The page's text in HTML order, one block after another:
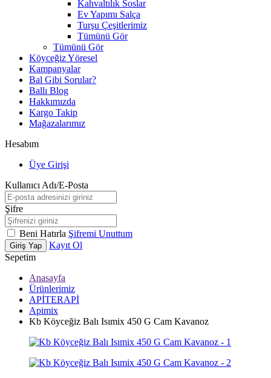
Kahvaltılık Soslar
Ev Yapımı Salça
Turşu Çeşitlerimiz
Tümünü Gör
Tümünü Gör
Köyceğiz Yöresel
Kampanyalar
Bal Gibi Sorular?
Ballı Blog
Hakkımızda
Kargo Takip
Mağazalarımız
Hesabım
Üye Girişi
Kullanıcı Adı/E-Posta
Şifre
Beni Hatırla Şifremi Unuttum
Giriş Yap
Kayıt Ol
Sepetim
Anasayfa
Ürünlerimiz
APİTERAPİ
Apimix
Kb Köyceğiz Balı Isımix 450 G Cam Kavanoz